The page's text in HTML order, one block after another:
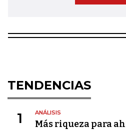
TENDENCIAS
1 ANÁLISIS
Más riqueza para